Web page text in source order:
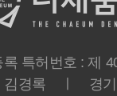
록 특허번호 : 제
경록 ㅣ 경기